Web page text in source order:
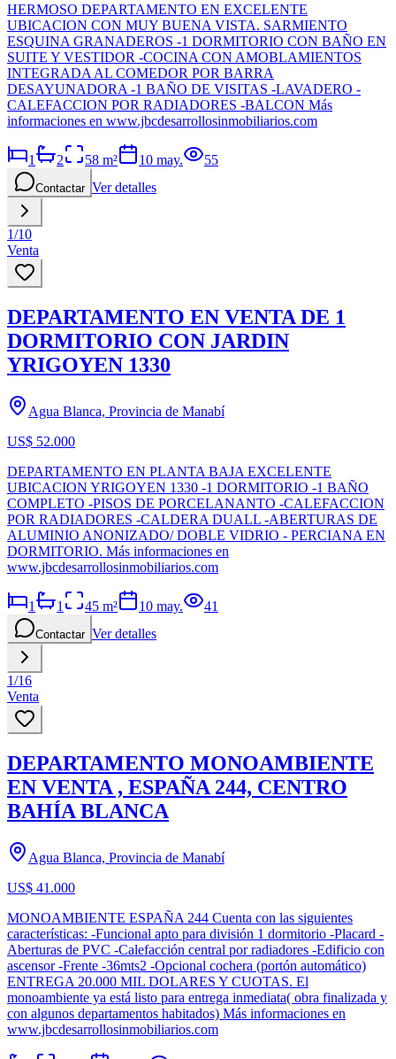
HERMOSO DEPARTAMENTO EN EXCELENTE
UBICACION CON MUY BUENA VISTA. SARMIENTO
ESQUINA GRANADEROS -1 DORMITORIO CON BAÑO EN
SUITE Y VESTIDOR -COCINA CON AMOBLAMIENTOS
INTEGRADA AL COMEDOR POR BARRA
DESAYUNADORA -1 BAÑO DE VISITAS -LAVADERO -
CALEFACCION POR RADIADORES -BALCON Más
informaciones en www.jbcdesarrollosinmobiliarios.com
1 2 58 m² 10 may. 55
Contactar Ver detalles
1/10
Venta
DEPARTAMENTO EN VENTA DE 1
DORMITORIO CON JARDIN
YRIGOYEN 1330
Agua Blanca, Provincia de Manabí
US$ 52.000
DEPARTAMENTO EN PLANTA BAJA EXCELENTE
UBICACION YRIGOYEN 1330 -1 DORMITORIO -1 BAÑO
COMPLETO -PISOS DE PORCELANANTO -CALEFACCION
POR RADIADORES -CALDERA DUALL -ABERTURAS DE
ALUMINIO ANONIZADO/ DOBLE VIDRIO - PERCIANA EN
DORMITORIO. Más informaciones en
www.jbcdesarrollosinmobiliarios.com
1 1 45 m² 10 may. 41
Contactar Ver detalles
1/16
Venta
DEPARTAMENTO MONOAMBIENTE
EN VENTA , ESPAÑA 244, CENTRO
BAHÍA BLANCA
Agua Blanca, Provincia de Manabí
US$ 41.000
MONOAMBIENTE ESPAÑA 244 Cuenta con las siguientes
características: -Funcional apto para división 1 dormitorio -Placard -
Aberturas de PVC -Calefacción central por radiadores -Edificio con
ascensor -Frente -36mts2 -Opcional cochera (portón automático)
ENTREGA 20.000 MIL DOLARES Y CUOTAS. El
monoambiente ya está listo para entrega inmediata( obra finalizada y
con algunos departamentos habitados) Más informaciones en
www.jbcdesarrollosinmobiliarios.com